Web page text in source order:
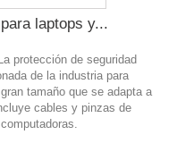
laptops y...
protección de seguridad
de la industria para
tamaño que se adapta a
cables y pinzas de